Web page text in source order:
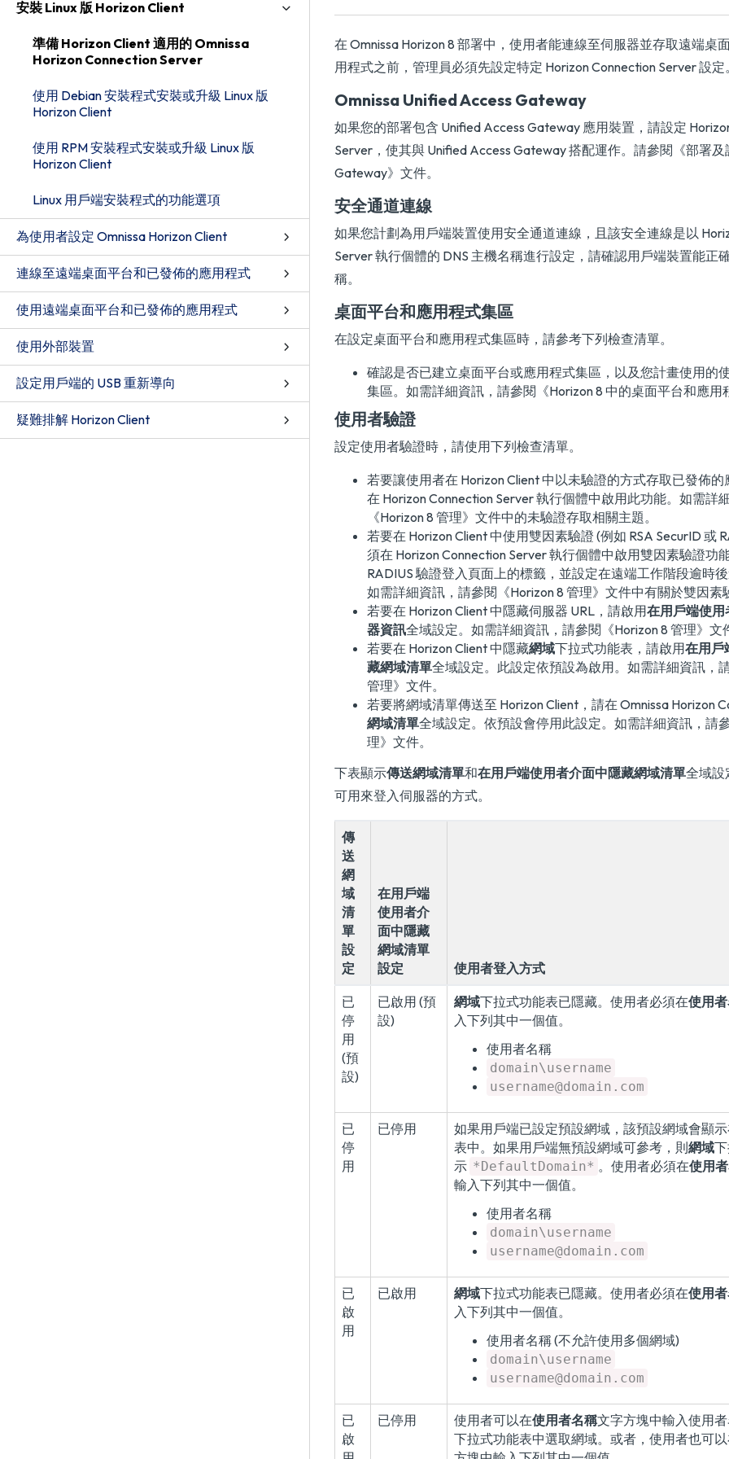
安裝 Linux 版 Horizon Client
準備 Horizon Client 適用的 Omnissa
Horizon Connection Server
使用 Debian 安裝程式安裝或升級 Linux 版
Horizon Client
使用 RPM 安裝程式安裝或升級 Linux 版
Horizon Client
Linux 用戶端安裝程式的功能選項
為使用者設定 Omnissa Horizon Client
連線至遠端桌面平台和已發佈的應用程式
使用遠端桌面平台和已發佈的應用程式
使用外部裝置
設定用戶端的 USB 重新導向
疑難排解 Horizon Client
在 Omnissa Horizon 8 部署中，使用者能連線至伺服器並存取遠端桌
用程式之前，管理員必須先設定特定 Horizon Connection Server 設定
Omnissa Unified Access Gateway
如果您的部署包含 Unified Access Gateway 應用裝置，請設定
Server，使其與 Unified Access Gateway 搭配運作。請參閱 《部署
Gateway》 文件。
安全通道連線
如果您計劃為用戶端裝置使用安全通道連線，且該安全連線是以
Server 執行個體的 DNS 主機名稱進行設定，請確認用戶端裝置能正
稱。
桌面平台和應用程式集區
在設定桌面平台和應用程式集區時，請參考下列檢查清單。
確認是否已建立桌面平台或應用程式集區，以及您計畫使用的
集區。如需詳細資訊，請參閱 《Horizon 8 中的桌面平台和應用
使用者驗證
設定使用者驗證時，請使用下列檢查清單。
若要讓使用者在 Horizon Client 中以未驗證的方式存取已發佈
在 Horizon Connection Server 執行個體中啟用此功能。如需詳
《Horizon 8 管理》 文件中的未驗證存取相關主題。
若要在 Horizon Client 中使用雙因素驗證 (例如 RSA SecurID 或
須在 Horizon Connection Server 執行個體中啟用雙因素驗證功
RADIUS 驗證登入頁面上的標籤，並設定在遠端工作階段逾時
如需詳細資訊，請參閱 《Horizon 8 管理》 文件中有關於雙因素
若要在 Horizon Client 中隱藏伺服器 URL，請啟用在用戶端使
器資訊全域設定。如需詳細資訊，請參閱 《Horizon 8 管理》 文
若要在 Horizon Client 中隱藏網域下拉式功能表，請啟用在用戶
藏網域清單全域設定。此設定依預設為啟用。如需詳細資訊，
管理》 文件。
若要將網域清單傳送至 Horizon Client，請在 Omnissa Horizon
網域清單全域設定。依預設會停用此設定。如需詳細資訊，請
理》 文件。
下表顯示傳送網域清單和在用戶端使用者介面中隱藏網域清單全域設
可用來登入伺服器的方式。
傳
送
網
域
清
單
設
定
在用戶端
使用者介
面中隱藏
網域清單
設定
使用者登入方式
已
停
用
(預
設)
已啟用 (預
設)
網域下拉式功能表已隱藏。使用者必須在使用
入下列其中一個值。
使用者名稱
domain\username
username@domain.com
已
停
用
已停用
如果用戶端已設定預設網域，該預設網域會顯
表中。如果用戶端無預設網域可參考，則網域
示 *DefaultDomain* 。使用者必須在使用
輸入下列其中一個值。
使用者名稱
domain\username
username@domain.com
已
啟
用
已啟用 網域下拉式功能表已隱藏。使用者必須在使用
入下列其中一個值。
使用者名稱 (不允許使用多個網域)
domain\username
username@domain.com
已
啟
已停用 使用者可以在使用者名稱文字方塊中輸入使用
下拉式功能表中選取網域。或者，使用者也可